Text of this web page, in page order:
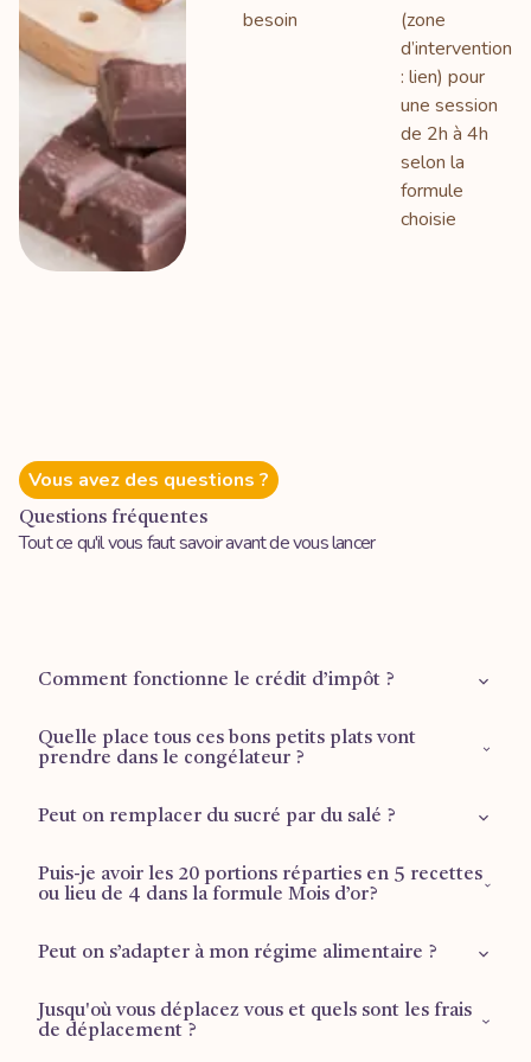
besoin
(zone
d’intervention
: lien) pour
une session
de 2h à 4h
selon la
formule
choisie
Vous avez des questions ?
Questions fréquentes
Tout ce qu'il vous faut savoir avant de vous lancer
Comment fonctionne le crédit d’impôt ?
Retrouvez plus d'informations sur lapage dédiée
Quelle place tous ces bons petits plats vont
prendre dans le congélateur ?
1 tiroir ½ pour les plus grandes formules (Mois d’or et
Peut on remplacer du sucré par du salé ?
Malheureusement ce n’est pas possible car faire des
fondants au chocolat et faire un tajine ne prend pas le
même temps ni n’a le même coût. Si tu souhaites une
formule 100% portions salées c’est la formule “Reprise du
Puis-je avoir les 20 portions réparties en 5 recettes
ou lieu de 4 dans la formule Mois d’or?
Si tu veux 5 recettes différentes, il faut basculer sur la
bien 5 recettes salées de 4 portions. Sinon, cela ne rentre
pas en terme d’organisation (le nombre de feux utilisés, la
Peut on s’adapter à mon régime alimentaire ?
La réponse sera toujours OUI, cela fait partie des valeurs de
Curcumamas.
Jusqu'où vous déplacez vous et quels sont les frais
de déplacement ?